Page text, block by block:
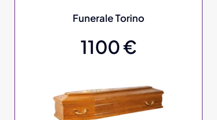
Funerale Torino
1100 €